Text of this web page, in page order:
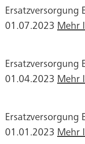
Ersatzversorgung
01.07.2023 Mehr
Ersatzversorgung
01.04.2023 Mehr
Ersatzversorgung
01.01.2023 Mehr